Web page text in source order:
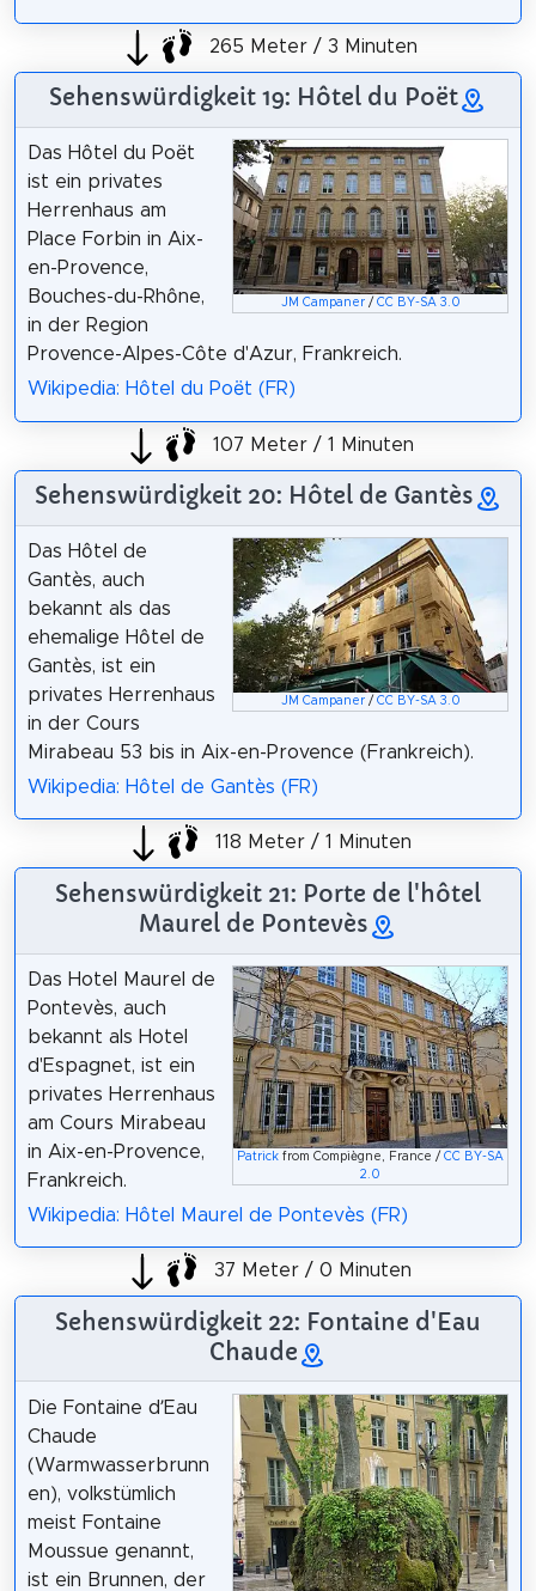
265 Meter / 3 Minuten
Sehenswürdigkeit 19: Hôtel du Poët
JM Campaner/ CC BY-SA 3.0
Das Hôtel du Poët
ist ein privates
Herrenhaus am
Place Forbin in Aix-
en-Provence,
Bouches-du-Rhône,
in der Region
Provence-Alpes-Côte d'Azur, Frankreich.
Wikipedia: Hôtel du Poët (FR)
107 Meter / 1 Minuten
Sehenswürdigkeit 20: Hôtel de Gantès
JM Campaner/ CC BY-SA 3.0
Das Hôtel de
Gantès, auch
bekannt als das
ehemalige Hôtel de
Gantès, ist ein
privates Herrenhaus
in der Cours
Mirabeau 53 bis in Aix-en-Provence (Frankreich).
Wikipedia: Hôtel de Gantès (FR)
118 Meter / 1 Minuten
Sehenswürdigkeit 21: Porte de l'hôtel
Maurel de Pontevès
Patrick from Compiègne, France /CC BY-SA
2.0
Das Hotel Maurel de
Pontevès, auch
bekannt als Hotel
d'Espagnet, ist ein
privates Herrenhaus
am Cours Mirabeau
in Aix-en-Provence,
Frankreich.
Wikipedia: Hôtel Maurel de Pontevès (FR)
37 Meter / 0 Minuten
Sehenswürdigkeit 22: Fontaine d'Eau
Chaude
Die Fontaine d’Eau
Chaude
(Warmwasserbrunn
en), volkstümlich
meist Fontaine
Moussue genannt,
ist ein Brunnen, der